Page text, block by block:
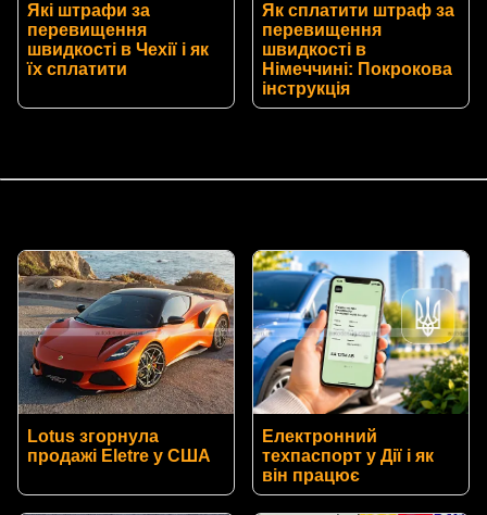
Які штрафи за
перевищення
швидкості в Чехії і як
їх сплатити
Як сплатити штраф за
перевищення
швидкості в
Німеччині: Покрокова
інструкція
Lotus згорнула
продажі Eletre у США
Електронний
техпаспорт у Дії і як
він працює